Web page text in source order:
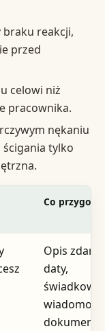
braku reakcji,
przed
celowi niż
pracownika.
nękaniu
tylko
Co
Opis
daty,
dokumenty